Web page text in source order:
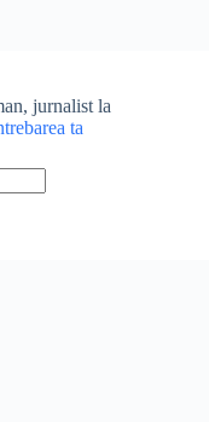
jurnalist la
ta